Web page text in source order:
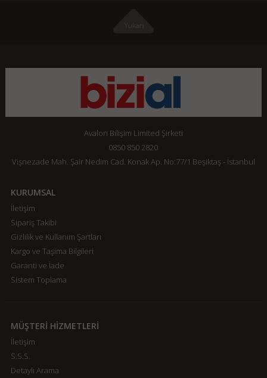
Avalon Bilişim Limited Şirketi
0850 850 2820
Vişnezade Mah. Şair Nedim Cad. Konak Ap. No:77/1 Beşiktaş - İstanbul
KURUMSAL
İletişim
Sipariş Takibi
Gizlilik ve Kullanım Şartları
Kargo ve Taşıma Bilgileri
Garanti ve İade
Sistem Toplama
MÜŞTERİ HİZMETLERİ
İletişim
S.S.S.
Detaylı Arama